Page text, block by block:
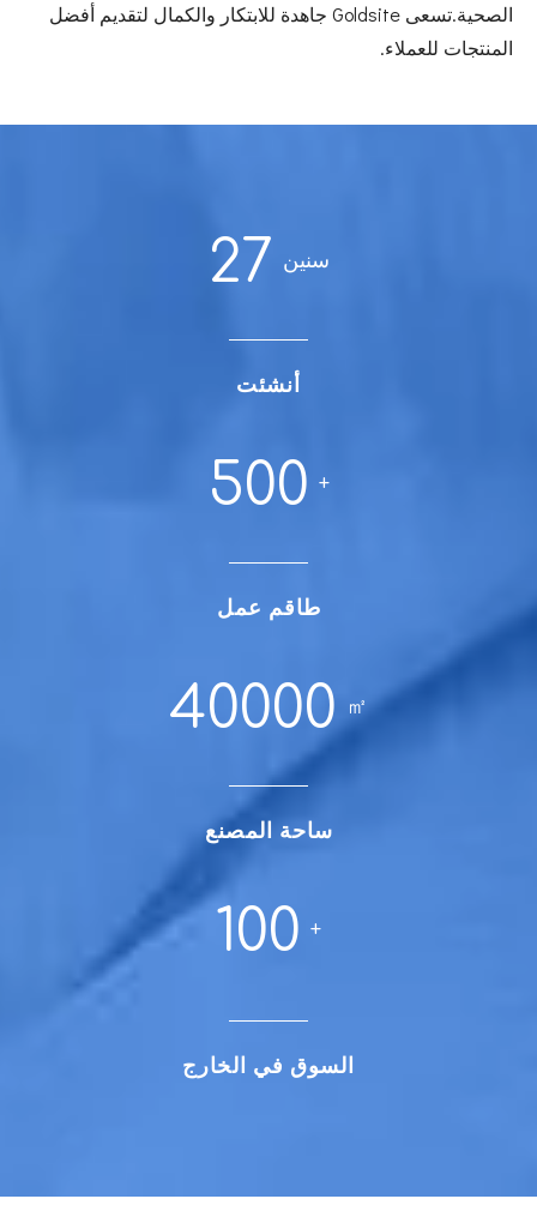
الصحية.تسعى Goldsite جاهدة للابتكار والكمال لتقديم أفضل
المنتجات للعملاء.
27 سنين
أنشئت
500 +
طاقم عمل
40000 ㎡
ساحة المصنع
100 +
السوق في الخارج